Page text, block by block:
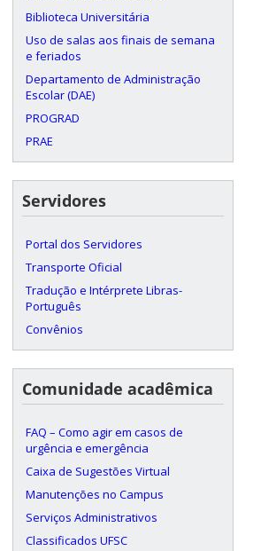
Biblioteca Universitária
Uso de salas aos finais de semana
e feriados
Departamento de Administração
Escolar (DAE)
PROGRAD
PRAE
Servidores
Portal dos Servidores
Transporte Oficial
Tradução e Intérprete Libras-
Português
Convênios
Comunidade acadêmica
FAQ – Como agir em casos de
urgência e emergência
Caixa de Sugestões Virtual
Manutenções no Campus
Serviços Administrativos
Classificados UFSC